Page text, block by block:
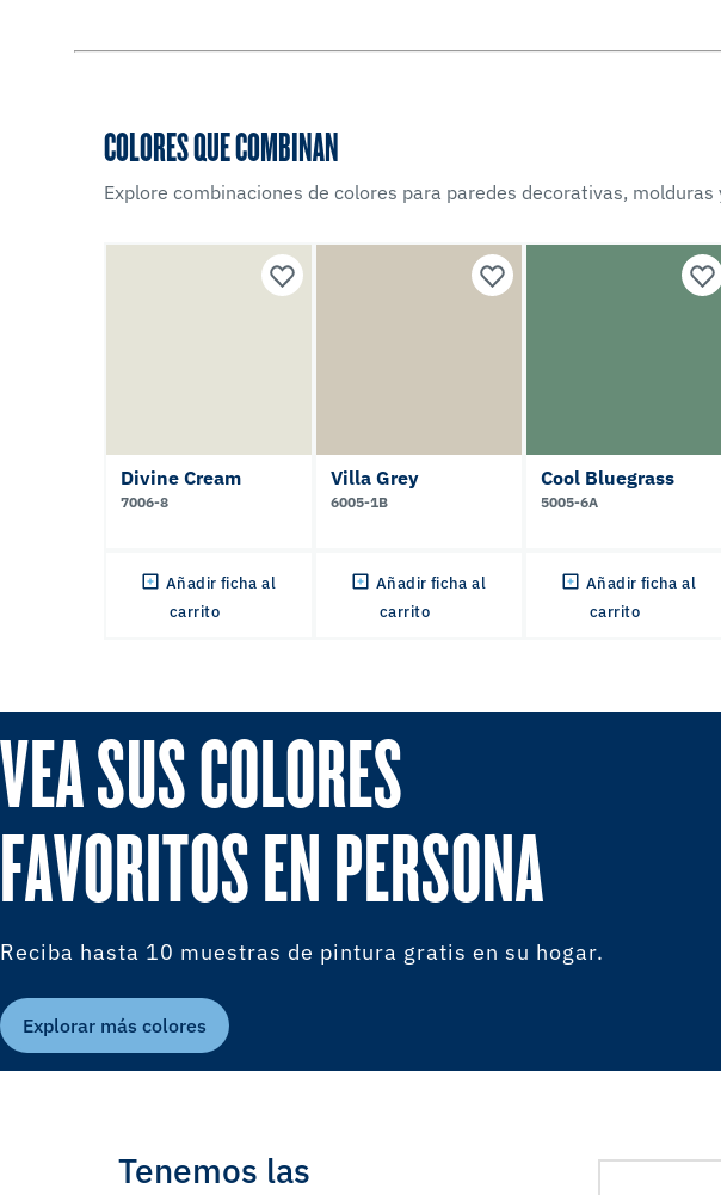
COLORES QUE COMBINAN
Explore combinaciones de colores para paredes decorativas, molduras
Divine Cream
7006-8
Añadir ficha al
carrito
Villa Grey
6005-1B
Añadir ficha al
carrito
Cool Bluegrass
5005-6A
Añadir ficha al
carrito
VEA SUS COLORES
FAVORITOS EN PERSONA
Reciba hasta 10 muestras de pintura gratis en su hogar.
Explorar más colores
Tenemos las